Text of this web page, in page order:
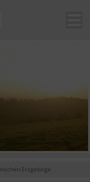
Erzgebirge